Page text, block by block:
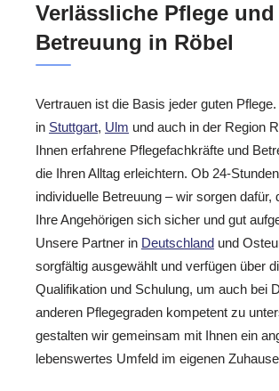
Verlässliche Pflege und
Betreuung in Röbel
Vertrauen ist die Basis jeder guten
in Stuttgart, Ulm und auch in der Region
Ihnen erfahrene Pflegefachkräfte und
die Ihren Alltag erleichtern. Ob 24-
individuelle Betreuung – wir sorgen dafür,
Ihre Angehörigen sich sicher und gut
Unsere Partner in Deutschland und
sorgfältig ausgewählt und verfügen über
Qualifikation und Schulung, um auch bei
anderen Pflegegraden kompetent zu
gestalten wir gemeinsam mit Ihnen ein
lebenswertes Umfeld im eigenen